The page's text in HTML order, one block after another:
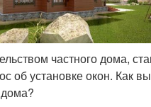
частного дома,
об установке окон. Как